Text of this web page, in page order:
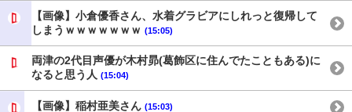
【画像】小倉優香さん、水着グラビアにしれっと復帰して
しまうｗｗｗｗｗｗｗ (15:05)
両津の2代目声優が木村昴(葛飾区に住んでたこともある)に
なると思う人 (15:04)
【画像】稲村亜美さん (15:03)